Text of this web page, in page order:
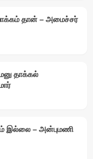
தான் – அமைச்சர்
மனு தாக்கல்
இல்லை – அன்புமணி